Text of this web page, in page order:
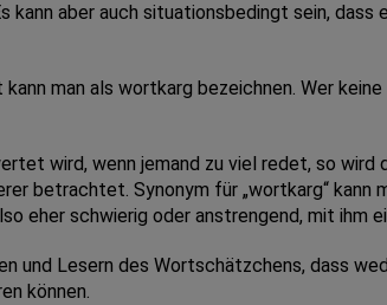
kann aber auch situationsbedingt sein,
kann man als wortkarg bezeichnen. Wer
wird, wenn jemand zu viel redet, so
betrachtet. Synonym für „wortkarg“ kann
eher schwierig oder anstrengend, mit ihm
und Lesern des Wortschätzchens, dass
können.